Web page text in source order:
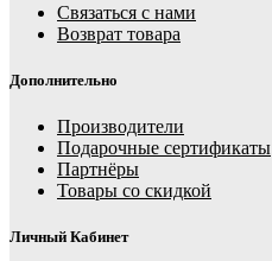
Связаться с нами
Возврат товара
Дополнительно
Производители
Подарочные сертификаты
Партнёры
Товары со скидкой
Личный Кабинет